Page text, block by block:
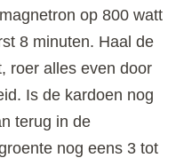
op 800 watt
8 minuten. Haal de
roer alles even door
Is de kardoen nog
terug in de
nog eens 3 tot